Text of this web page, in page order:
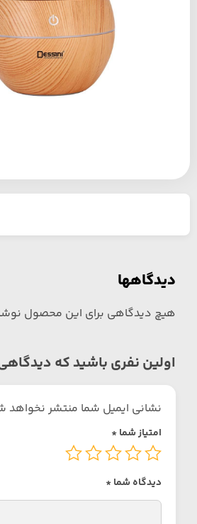
دیدگاهها
هیچ دیدگاهی برای این محصول
اولین نفری باشید که
نشانی ایمیل شما منتشر نخواهد
امتیاز شما*
دیدگاه شما*